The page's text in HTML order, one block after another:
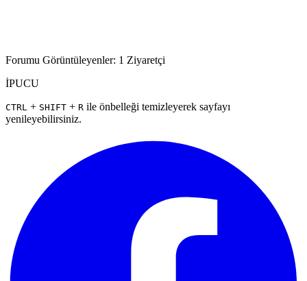
Forumu Görüntüleyenler: 1 Ziyaretçi
İPUCU
CTRL + SHIFT + R ile önbelleği temizleyerek sayfayı
yenileyebilirsiniz.